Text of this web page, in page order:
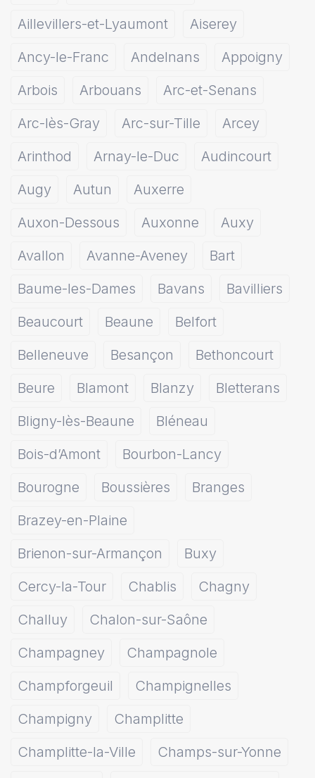
Aillevillers-et-Lyaumont
Aiserey
Ancy-le-Franc
Andelnans
Appoigny
Arbois
Arbouans
Arc-et-Senans
Arc-lès-Gray
Arc-sur-Tille
Arcey
Arinthod
Arnay-le-Duc
Audincourt
Augy
Autun
Auxerre
Auxon-Dessous
Auxonne
Auxy
Avallon
Avanne-Aveney
Bart
Baume-les-Dames
Bavans
Bavilliers
Beaucourt
Beaune
Belfort
Belleneuve
Besançon
Bethoncourt
Beure
Blamont Blanzy
Bletterans
Bligny-lès-Beaune
Bléneau
Bois-d’Amont
Bourbon-Lancy
Bourogne
Boussières
Branges
Brazey-en-Plaine
Brienon-sur-Armançon
Buxy
Cercy-la-Tour
Chablis
Chagny
Challuy
Chalon-sur-Saône
Champagney
Champagnole
Champforgeuil
Champignelles
Champigny
Champlitte
Champlitte-la-Ville
Champs-sur-Yonne